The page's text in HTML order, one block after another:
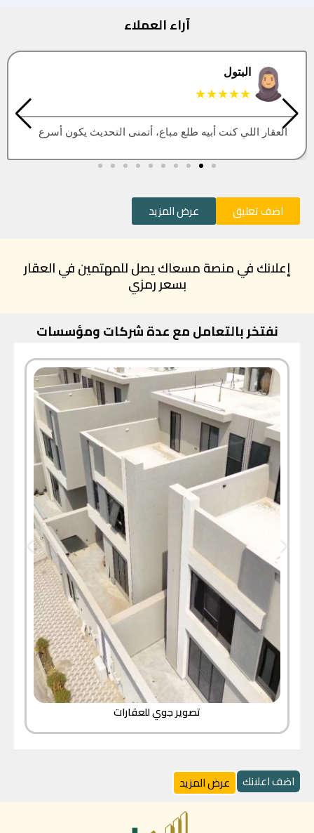
آراء العملاء
البتول
★★★★★
العقار اللي كنت أبيه طلع مباع، أتمنى التحديث يكون أسرع
اضف تعليق عرض المزيد
إعلانك في منصة مسعاك يصل للمهتمين في العقار
بسعر رمزي
نفتخر بالتعامل مع عدة شركات ومؤسسات
تصوير جوي للعقارات
اضف اعلانك عرض المزيد